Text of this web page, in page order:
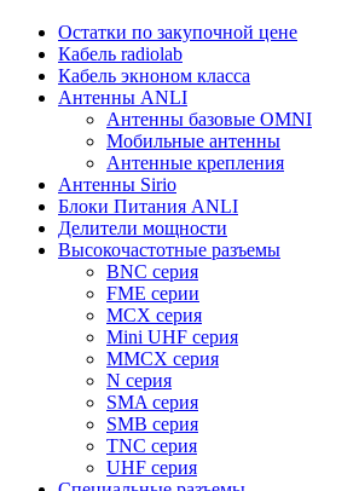
Остатки по закупочной цене
Кабель radiolab
Кабель экноном класса
Антенны ANLI
Антенны базовые OMNI
Мобильные антенны
Антенные крепления
Антенны Sirio
Блоки Питания ANLI
Делители мощности
Высокочастотные разъемы
BNC серия
FME серии
MCX серия
Mini UHF серия
MMCX серия
N серия
SMA серия
SMB серия
TNC серия
UHF серия